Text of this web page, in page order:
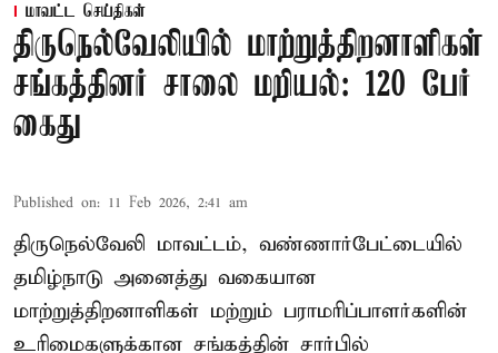
மாவட்ட செய்திகள்
திருநெல்வேலியில் மாற்றுத்திறனாளிகள்
சங்கத்தினர் சாலை மறியல்: 120 பேர்
கைது
Published on: 11 Feb 2026, 2:41 am
திருநெல்வேலி மாவட்டம், வண்ணார்பேட்டையில்
தமிழ்நாடு அனைத்து வகையான
மாற்றுத்திறனாளிகள் மற்றும் பராமரிப்பாளர்களின்
உரிமைகளுக்கான சங்கத்தின் சார்பில்